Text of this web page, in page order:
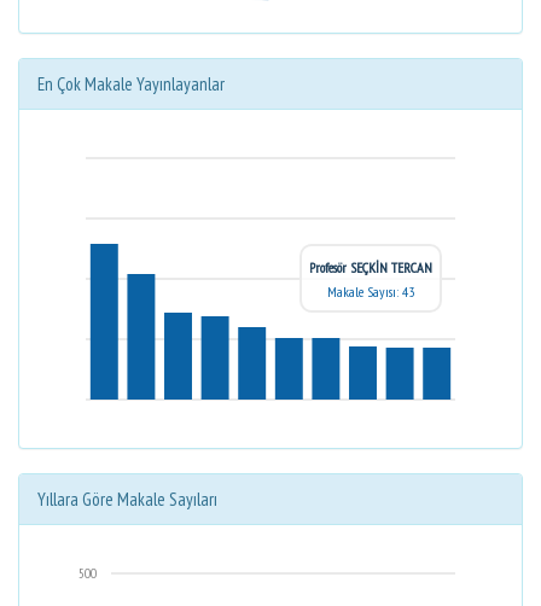
En Çok Makale Yayınlayanlar
Profesör SEÇKİN TERCAN
Makale Sayısı: 43
Yıllara Göre Makale Sayıları
500